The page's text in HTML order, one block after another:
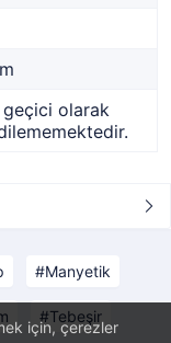
için, çerezler
geçici olarak
Manyetik
Tebeşir